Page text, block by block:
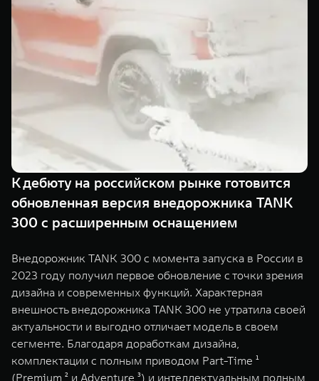
TANK 500
Веди за собой
от 6 499 000 ₽
Сила
от 10 199
WEY 07
Расширяя границы комфорта
от 6 149 000 ₽
WEY 05
от 5 699
ПОКУПКА АВТОМОБИЛЯ
TANK Финансы
Корпоративным клиентам
TANK Кредит
TANK Лизинг
TANK Страхование
Сервис
Специальные предложения
Моторные масла
ЦИФРОВЫЕ СЕРВИСЫ TANK
Цифровые сервисы TANK
К дебюту на российском рынке готовится
обновленная версия внедорожника TANK
300 с расширенным оснащением
Внедорожник TANK 300 с момента запуска в России в
2023 году получил первое обновление с точки зрения
дизайна и современных функций. Характерная
внешность внедорожника TANK 300 не утратила своей
актуальности и выгодно отличает модель в своем
сегменте. Благодаря доработкам дизайна,
комплектации с полным приводом Part-Time ¹
(Premium ² и Adventure ³) и интеллектуальным полным